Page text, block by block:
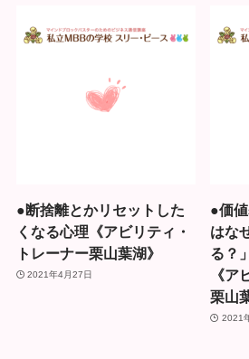
●断捨離とかリセットした
くなる心理《アビリティ・
トレーナー栗山葉湖》
2021年4月27日
●価
はな
る？
《ア
栗山
2021